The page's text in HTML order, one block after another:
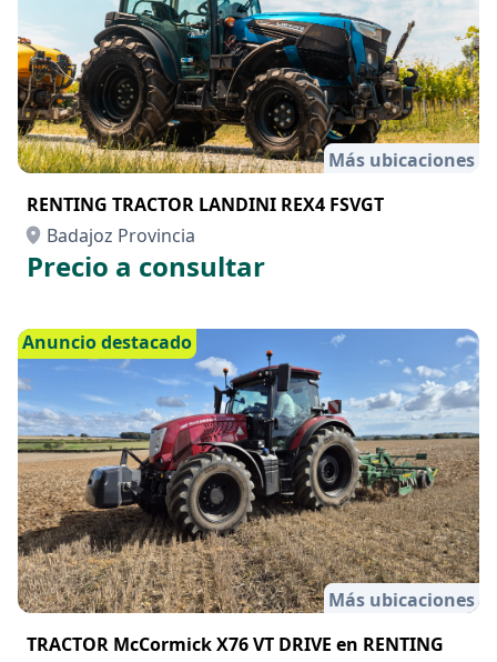
Más ubicaciones
RENTING TRACTOR LANDINI REX4 FSVGT
Badajoz Provincia
Precio a consultar
Anuncio destacado
Más ubicaciones
TRACTOR McCormick X76 VT DRIVE en RENTING